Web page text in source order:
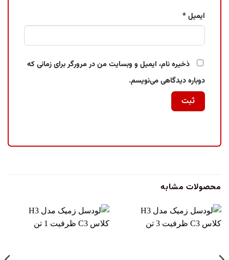
ایمیل*
ذخیره نام، ایمیل و وبسایت من در مرورگر برای زمانی که
دوباره دیدگاهی می‌نویسم.
محصولات مشابه